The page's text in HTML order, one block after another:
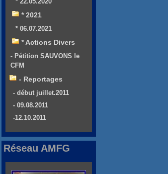
* 2021
* 06.07.2021
* Actions Divers
- Pétition SAUVONS le
CFM
- Reportages
- début juillet.2011
- 09.08.2011
-12.10.2011
Réseau AMFG